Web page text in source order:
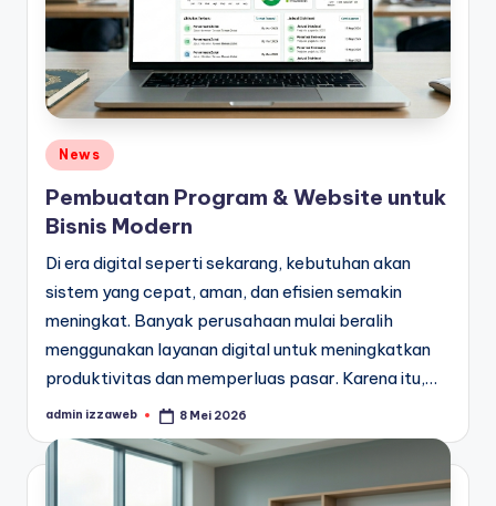
Posted
News
Pembuatan Program & Website untuk
Bisnis Modern
Di era digital seperti sekarang, kebutuhan akan
sistem yang cepat, aman, dan efisien semakin
meningkat. Banyak perusahaan mulai beralih
menggunakan layanan digital untuk meningkatkan
produktivitas dan memperluas pasar. Karena itu,…
Posted
admin izzaweb 8 Mei 2026